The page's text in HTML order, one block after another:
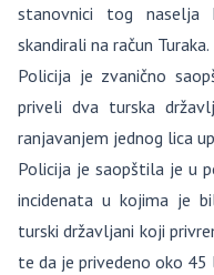
stanovnici tog
skandirali na račun Turaka.
Policija je zvanično
priveli dva turska
ranjavanjem jednog lica
Policija je saopštila je u
incidenata u kojima je
turski državljani koji
te da je privedeno oko 45